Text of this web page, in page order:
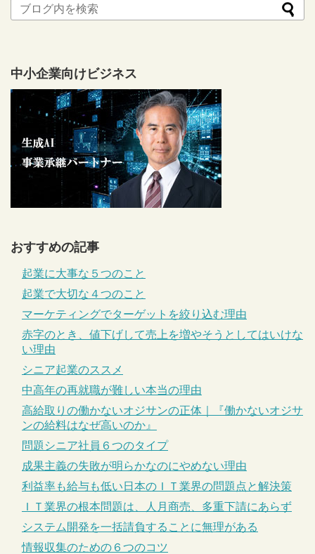
中小企業向けビジネス
おすすめの記事
起業に大事な５つのこと
起業で大切な４つのこと
マーケティングでターゲットを絞り込む理由
赤字のとき、値下げして売上を増やそうとしてはいけな
い理由
シニア起業のススメ
中高年の再就職が難しい本当の理由
高給取りの働かないオジサンの正体｜『働かないオジサ
ンの給料はなぜ高いのか』
問題シニア社員６つのタイプ
成果主義の失敗が明らかなのにやめない理由
利益率も給与も低い日本のＩＴ業界の問題点と解決策
ＩＴ業界の根本問題は、人月商売、多重下請にあらず
システム開発を一括請負することに無理がある
情報収集のための６つのコツ